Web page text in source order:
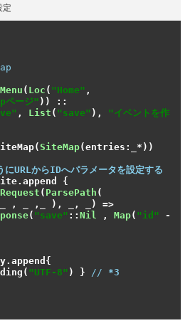
定
Menu ( Loc ( "Home" ,
ページ"))
::
, List ( "save" ),
"イベントを作
(SiteMap(entries : *))
からIDへパラメータを設定する
. append {
( ParsePath (
, , ), , )
=>
( "save" :: Nil , Map( "id"
-
. append {
( "UTF-8" ) } // *3